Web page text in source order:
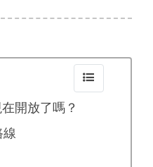
開放了嗎？
線